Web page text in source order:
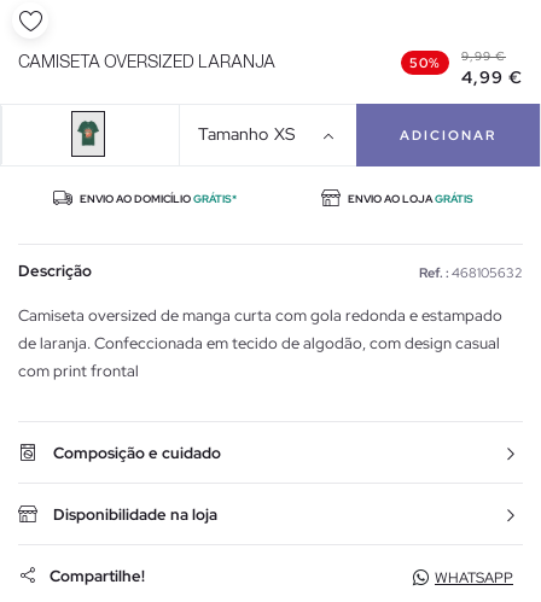
CAMISETA OVERSIZED LARANJA 50% 9,99 €
4,99 €
Tamanho XS ADICIONAR
ENVIO AO DOMICÍLIOGRÁTIS* ENVIO AO LOJAGRÁTIS
Descrição Ref. : 468105632
Camiseta oversized de manga curta com gola redonda e estampado
de laranja. Confeccionada em tecido de algodão, com design casual
com print frontal
Composição e cuidado
Disponibilidade na loja
Compartilhe! WHATSAPP